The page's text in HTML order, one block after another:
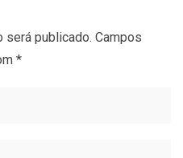
será publicado. Campos
*